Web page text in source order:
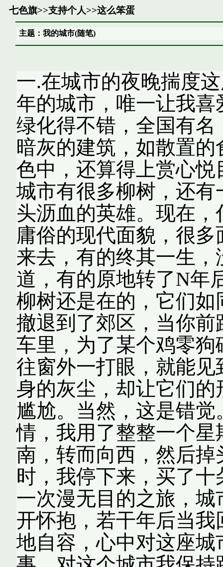
七色旗>>支持个人>>这么笨蛋
主题：我的城市(随笔)
一.在城市的夜晚揣度
年的城市，唯一让我
绿化得不错，全国有
暗灰的建筑，如散置
色中，还算得上赏心
城市有很多柳树，还
头沥血的英雄。现在
庸俗的现代面貌，很
来去，有的终其一生
道，有的原地转了N年
柳树还是在的，它们
撤退到了郊区，当你
车里，为了某个鸡零
往窗外一打眼，就能
身的灰尘，却让它们
尴尬。当然，这是错
情，我用了整整一个
南，转而向西，然后
时，我停下来，买了
一次漫无目的之旅，
开怀抱，若干年后当
地自容，心中对这座